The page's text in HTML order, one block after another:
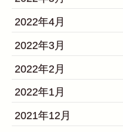
2022年4月
2022年3月
2022年2月
2022年1月
2021年12月